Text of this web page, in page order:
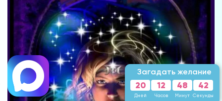
Загадать желание
20
Дней
12
Часов
48
Минут
40
Секунд